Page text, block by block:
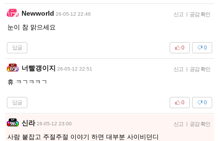
Newworld 26-05-12 22:46 신고 | 공감 확인
눈이 참 맑으세요
답글 0
0
너빨갱이지 26-05-12 22:51 신고 | 공감 확인
휴 ㅋㄱㅋㅋㄱ
답글 0
0
신라 26-05-12 23:00 신고 | 공감 확인
사람 붙잡고 주절주절 이야기 하면 대부분 사이비던디